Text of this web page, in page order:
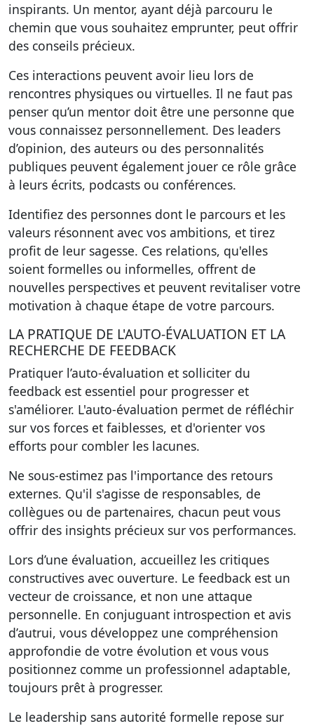
inspirants. Un mentor, ayant déjà parcouru le
chemin que vous souhaitez emprunter, peut offrir
des conseils précieux.
Ces interactions peuvent avoir lieu lors de
rencontres physiques ou virtuelles. Il ne faut pas
penser qu’un mentor doit être une personne que
vous connaissez personnellement. Des leaders
d’opinion, des auteurs ou des personnalités
publiques peuvent également jouer ce rôle grâce
à leurs écrits, podcasts ou conférences.
Identifiez des personnes dont le parcours et les
valeurs résonnent avec vos ambitions, et tirez
profit de leur sagesse. Ces relations, qu'elles
soient formelles ou informelles, offrent de
nouvelles perspectives et peuvent revitaliser votre
motivation à chaque étape de votre parcours.
LA PRATIQUE DE L'AUTO-ÉVALUATION ET LA
RECHERCHE DE FEEDBACK
Pratiquer l’auto-évaluation et solliciter du
feedback est essentiel pour progresser et
s'améliorer. L'auto-évaluation permet de réfléchir
sur vos forces et faiblesses, et d'orienter vos
efforts pour combler les lacunes.
Ne sous-estimez pas l'importance des retours
externes. Qu'il s'agisse de responsables, de
collègues ou de partenaires, chacun peut vous
offrir des insights précieux sur vos performances.
Lors d’une évaluation, accueillez les critiques
constructives avec ouverture. Le feedback est un
vecteur de croissance, et non une attaque
personnelle. En conjuguant introspection et avis
d’autrui, vous développez une compréhension
approfondie de votre évolution et vous vous
positionnez comme un professionnel adaptable,
toujours prêt à progresser.
Le leadership sans autorité formelle repose sur